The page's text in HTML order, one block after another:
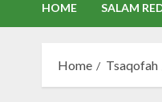
HOME SALAM
Home Tsaqofah